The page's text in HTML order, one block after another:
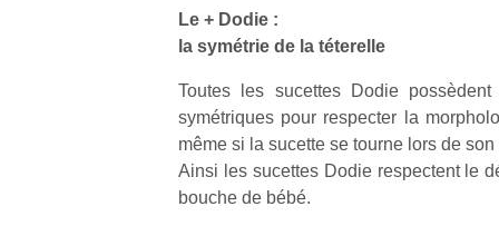
Le + Dodie :
la symétrie de la téterelle
Toutes les sucettes Dodie
symétriques pour respecter la
même si la sucette se tourne lors de
Ainsi les sucettes Dodie respectent le
bouche de bébé.